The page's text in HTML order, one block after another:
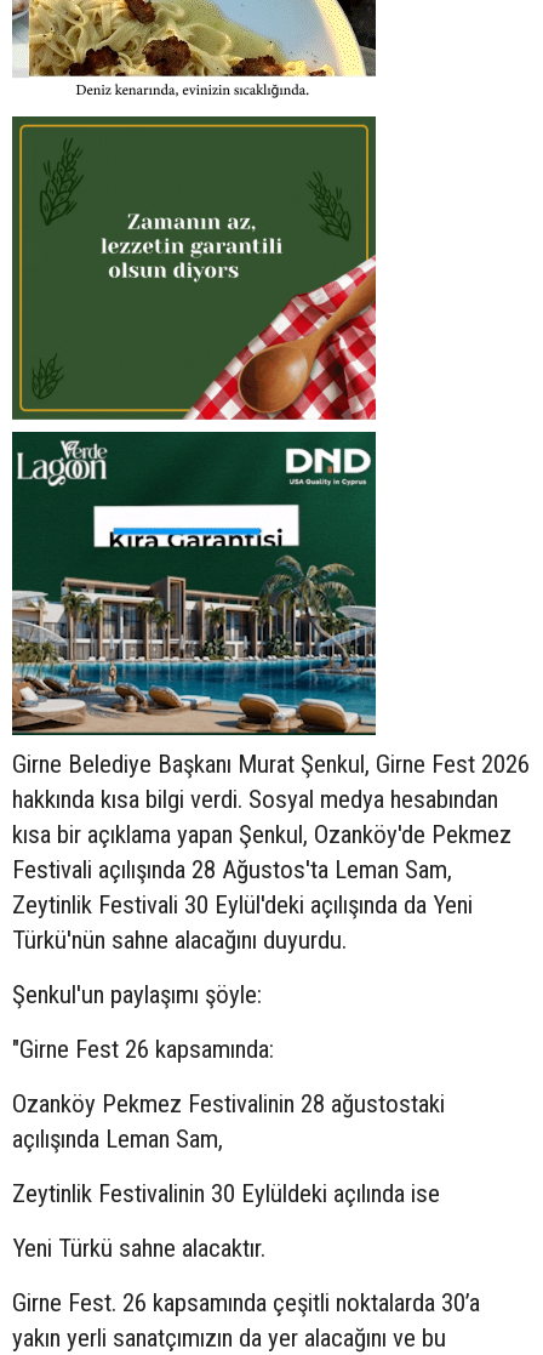
Girne Belediye Başkanı Murat Şenkul, Girne Fest 2026
hakkında kısa bilgi verdi. Sosyal medya hesabından
kısa bir açıklama yapan Şenkul, Ozanköy'de Pekmez
Festivali açılışında 28 Ağustos'ta Leman Sam,
Zeytinlik Festivali 30 Eylül'deki açılışında da Yeni
Türkü'nün sahne alacağını duyurdu.
Şenkul'un paylaşımı şöyle:
"Girne Fest 26 kapsamında:
Ozanköy Pekmez Festivalinin 28 ağustostaki
açılışında Leman Sam,
Zeytinlik Festivalinin 30 Eylüldeki açılında ise
Yeni Türkü sahne alacaktır.
Girne Fest. 26 kapsamında çeşitli noktalarda 30’a
yakın yerli sanatçımızın da yer alacağını ve bu